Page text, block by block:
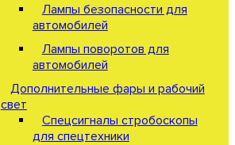
Лампы безопасности для
автомобилей
Лампы поворотов для
автомобилей
Дополнительные фары и рабочий
свет
Спецсигналы стробоскопы
для спецтехники